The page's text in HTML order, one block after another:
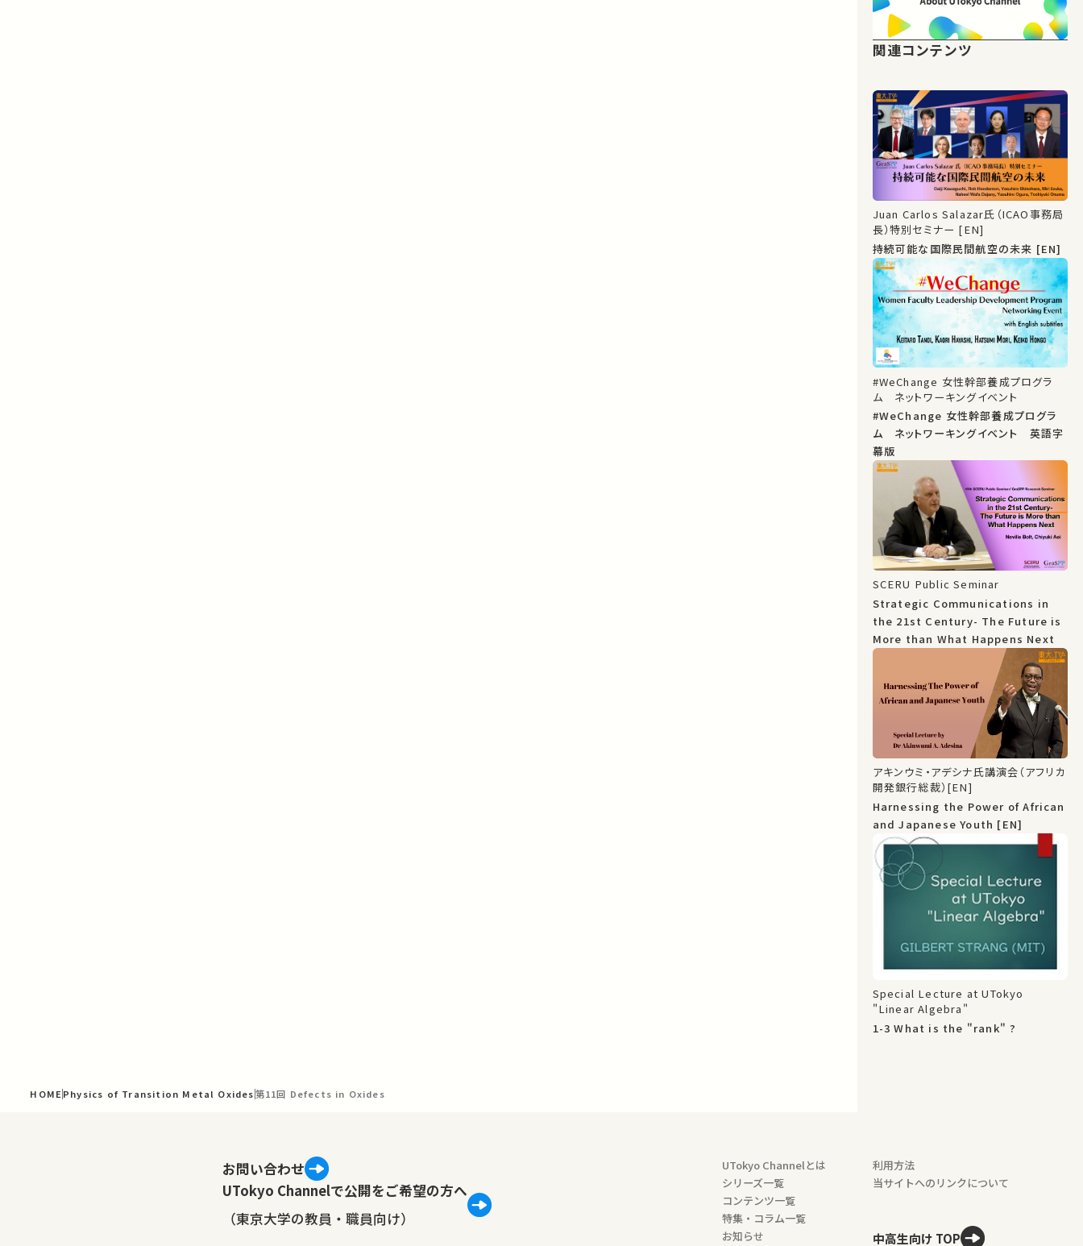
HOMEPhysics of Transition Metal Oxides第11回 Defects in Oxides
関連コンテンツ
Juan Carlos Salazar氏（ICAO事務局
長）特別セミナー [EN]
持続可能な国際民間航空の未来 [EN]
#WeChange 女性幹部養成プログラ
ム ネットワーキングイベント
#WeChange 女性幹部養成プログラ
ム ネットワーキングイベント 英語字
幕版
SCERU Public Seminar
Strategic Communications in
the 21st Century- The Future is
More than What Happens Next
アキンウミ・アデシナ氏講演会（アフリカ
開発銀行総裁）[EN]
Harnessing the Power of African
and Japanese Youth [EN]
Special Lecture at UTokyo
"Linear Algebra"
1-3 What is the "rank" ?
お問い合わせ
UTokyo Channelで公開をご希望の方へ
（東京大学の教員・職員向け）
UTokyo Channelとは
シリーズ一覧
コンテンツ一覧
特集・コラム一覧
お知らせ
利用方法
当サイトへのリンクについて
中高生向け TOP